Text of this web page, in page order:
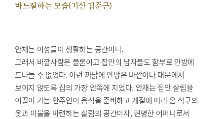
바느질하는 모습(기산 김준근)
안채는 여성들이 생활하는 공간이다.
그래서 바깥사람은 물론이고 집안의 남자들도 함부로 안방에
드나들 수 없었다. 이런 까닭에 안방은 바깥이나 대문에서
보이지 않도록 집의 가장 안쪽에 지었다. 안채는 집안 살림을
이끌어 가는 안주인이 음식을 준비하고 계절에 따라 온 식구의
옷과 이불을 마련하는 살림의 공간이자, 현명한 어머니로서